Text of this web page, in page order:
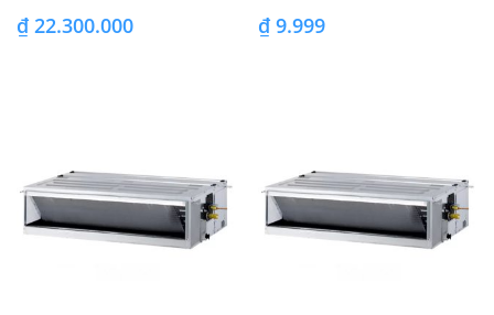
A/P1B-1210IA/D 1 chiều
₫22.300.000
Áp suất tĩnh trung
₫9.999